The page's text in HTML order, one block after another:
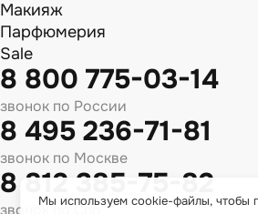
Макияж
Парфюмерия
Sale
8 800 775-03-14
звонок по России
8 495 236-71-81
звонок по Москве
8 812 385-75-82
звонок по Спб
Мы используем cookie-файлы, чтобы